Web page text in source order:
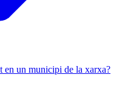
en un municipi de la xarxa?